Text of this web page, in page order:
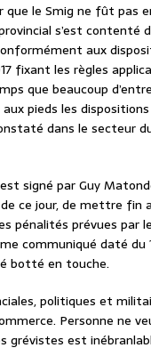
le Smig ne fût pas
s’est contenté
aux
fixant les règles
que beaucoup
pieds les
dans le secteur
signé par Guy
ce jour, de mettre
pénalités prévues par
communiqué daté du
botté en touche.
politiques et
Personne ne
grévistes est